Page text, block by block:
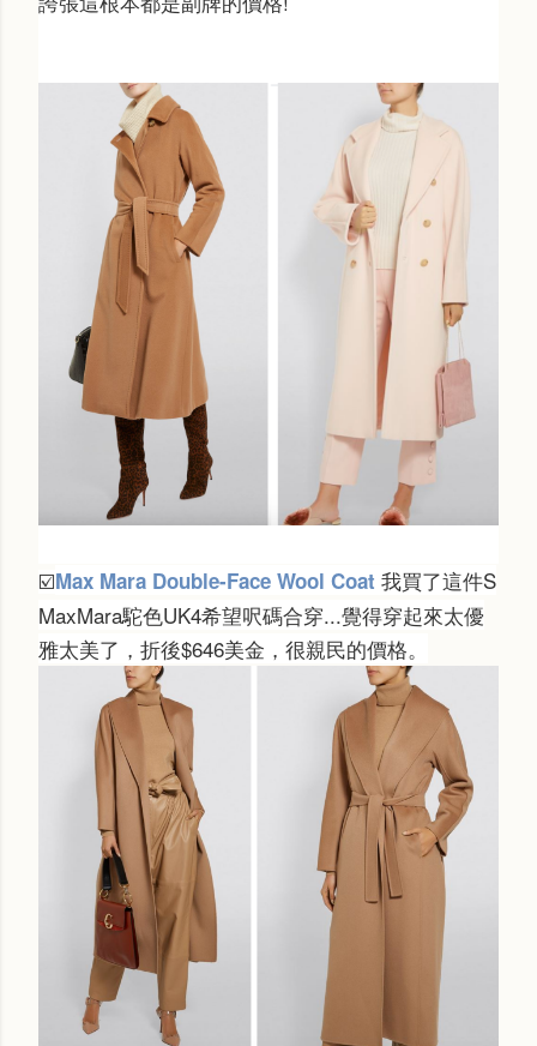
☑️Max Mara Double-Face Wool Coat 我買了這件S
MaxMara駝色UK4希望呎碼合穿...覺得穿起來太優
雅太美了，折後$646美金，很親民的價格。